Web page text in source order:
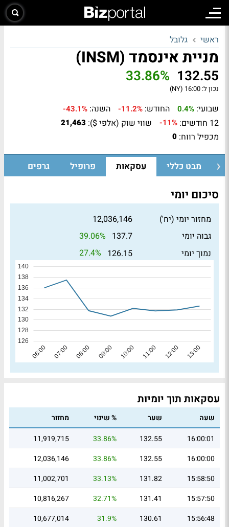
ראשי גלובל
מניית אינסמד (INSM)
132.55
33.86%
נכון ל: 16:00 (NY)
שבועי: 0.4% החודש: -11.2% השנה: -43.1%
12 חודשים: -11% שווי שוק (אלפי $): 21,463
מכפיל רווח: 0
מבט כללי עסקאות פרופיל גרפים
סיכום יומי
מחזור יומי (יח')
12,036,146
גבוה יומי
137.7
39.06%
נמוך יומי
126.15
27.4%
עסקאות תוך יומיות
שעה שער % שינוי
מחזור
16:00:01
132.55
33.86%
11,919,715
16:00:00
132.55
33.86%
12,036,146
15:58:50
131.82
33.13%
11,002,701
15:57:50
131.41
32.71%
10,816,267
15:56:48
130.61
31.9%
10,677,014